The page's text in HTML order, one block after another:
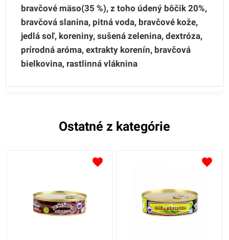
bravčové mäso(35 %), z toho údený bôčik 20%,
bravčová slanina, pitná voda, bravčové kože,
jedlá soľ, koreniny, sušená zelenina, dextróza,
prírodná aróma, extrakty korenín, bravčová
bielkovina, rastlinná vláknina
Ostatné z kategórie